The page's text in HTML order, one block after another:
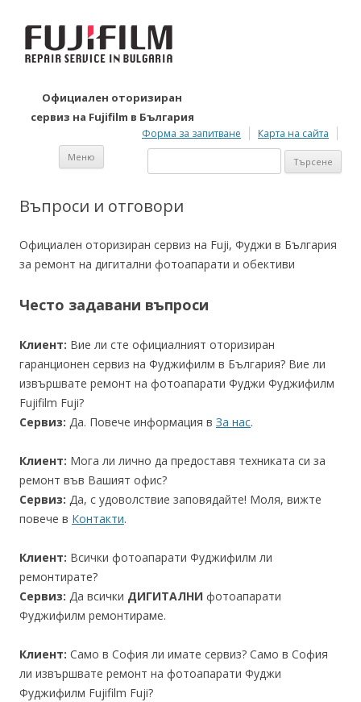
Официален оторизиран
сервиз на Fujifilm в България
Форма за запитване Карта на сайта
Търсене
Меню Към съдържанието
Въпроси и отговори
Официален оторизиран сервиз на Fuji, Фуджи в България
за ремонт на дигитални фотоапарати и обективи
Често задавани въпроси
Клиент: Вие ли сте официалният оторизиран
гаранционен сервиз на Фуджифилм в България? Вие ли
извършвате ремонт на фотоапарати Фуджи Фуджифилм
Fujifilm Fuji?
Сервиз: Да. Повече информация в За нас.
Клиент: Мога ли лично да предоставя техниката си за
ремонт във Вашият офис?
Сервиз: Да, с удоволствие заповядайте! Моля, вижте
повече в Контакти.
Клиент: Всички фотоапарати Фуджифилм ли
ремонтирате?
Сервиз: Да всички ДИГИТАЛНИ фотоапарати
Фуджифилм ремонтираме.
Клиент: Само в София ли имате сервиз? Само в София
ли извършвате ремонт на фотоапарати Фуджи
Фуджифилм Fujifilm Fuji?